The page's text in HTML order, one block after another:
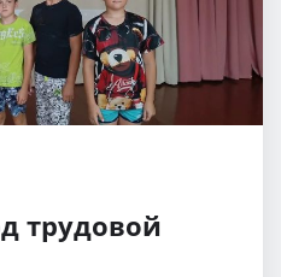
трудовой